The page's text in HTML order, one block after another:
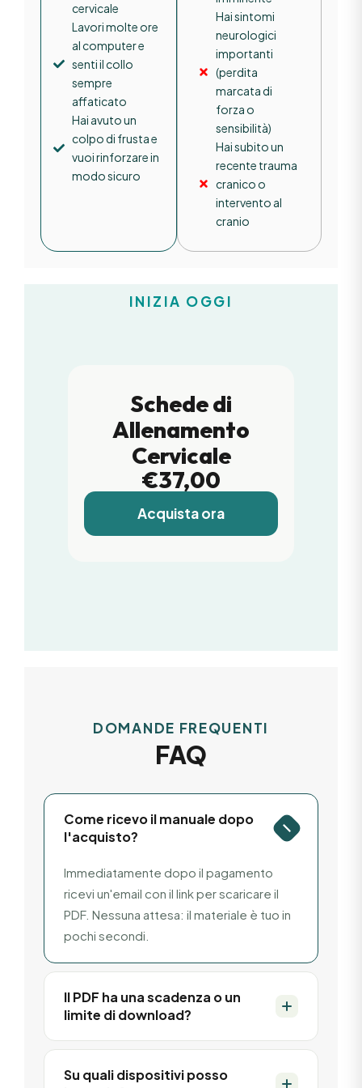
cervicale
Lavori molte ore
al computer e
senti il collo
sempre
affaticato
Hai avuto un
colpo di frusta e
vuoi rinforzare in
modo sicuro
Hai sintomi
neurologici
importanti
(perdita
marcata di
forza o
sensibilità)
Hai subito un
recente trauma
cranico o
intervento al
cranio
INIZIA OGGI
Schede di
Allenamento
Cervicale
€37,00
Acquista ora
DOMANDE FREQUENTI
FAQ
Come ricevo il manuale dopo
l'acquisto?
Immediatamente dopo il pagamento
ricevi un'email con il link per scaricare il
PDF. Nessuna attesa: il materiale è tuo in
pochi secondi.
Il PDF ha una scadenza o un
limite di download?
No. Una volta scaricato il manuale è tuo
per sempre, senza scadenze né
Su quali dispositivi posso